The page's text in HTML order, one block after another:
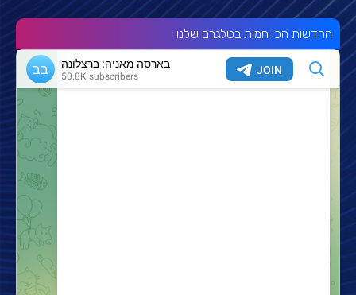
החדשות הכי חמות בטלגרם שלנו